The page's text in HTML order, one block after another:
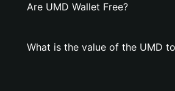
Are UMD Wallet Free?
What is the value of the UMD